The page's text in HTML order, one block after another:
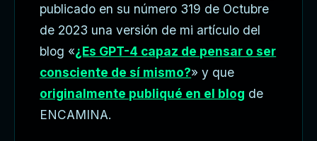
publicado en su número 319 de Octubre
de 2023 una versión de mi artículo del
blog «¿Es GPT-4 capaz de pensar o ser
consciente de sí mismo?» y que
originalmente publiqué en el blog de
ENCAMINA.